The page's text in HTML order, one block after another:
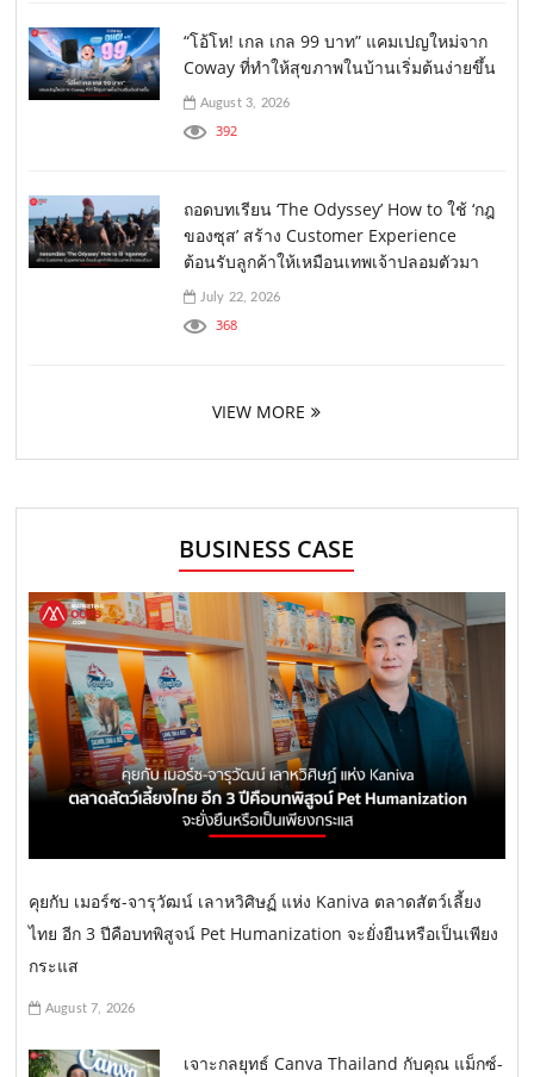
“โอ้โห! เกล เกล 99 บาท” แคมเปญใหม่จาก
Coway ที่ทำให้สุขภาพในบ้านเริ่มต้นง่ายขึ้น
August 3, 2026
392
ถอดบทเรียน ‘The Odyssey’ How to ใช้ ‘กฎ
ของซุส’ สร้าง Customer Experience
ต้อนรับลูกค้าให้เหมือนเทพเจ้าปลอมตัวมา
July 22, 2026
368
VIEW MORE
BUSINESS CASE
คุยกับ เมอร์ซ-จารุวัฒน์ เลาหวิศิษฏ์ แห่ง Kaniva ตลาดสัตว์เลี้ยง
ไทย อีก 3 ปีคือบทพิสูจน์ Pet Humanization จะยั่งยืนหรือเป็นเพียง
กระแส
August 7, 2026
เจาะกลยุทธ์ Canva Thailand กับคุณ แม็กซ์-